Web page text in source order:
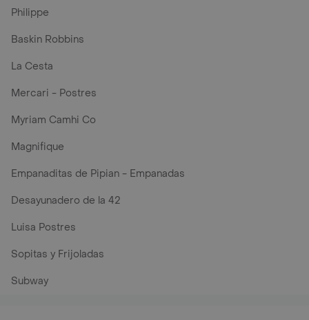
Philippe
Baskin Robbins
La Cesta
Mercari - Postres
Myriam Camhi Co
Magnifique
Empanaditas de Pipian - Empanadas
Desayunadero de la 42
Luisa Postres
Sopitas y Frijoladas
Subway